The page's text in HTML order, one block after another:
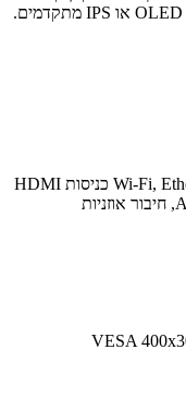
אפשרויות חיבור נוספות - Wi-Fi, Ethernet, Bluetooth, 3 כניסות HDMI